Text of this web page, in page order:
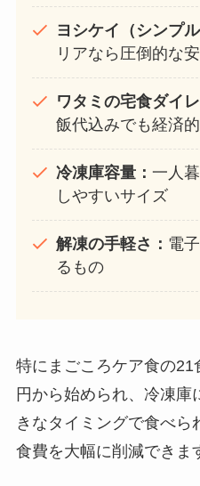
ヨシケイ（シンプ
リアなら圧倒的な
ワタミの宅食ダイレ
飯代込みでも経済的
冷凍庫容量： 一人
しやすいサイズ
解凍の手軽さ： 電
るもの
特にまごころケア食の
円から始められ、冷凍庫
きなタイミングで食べ
食費を大幅に削減できま